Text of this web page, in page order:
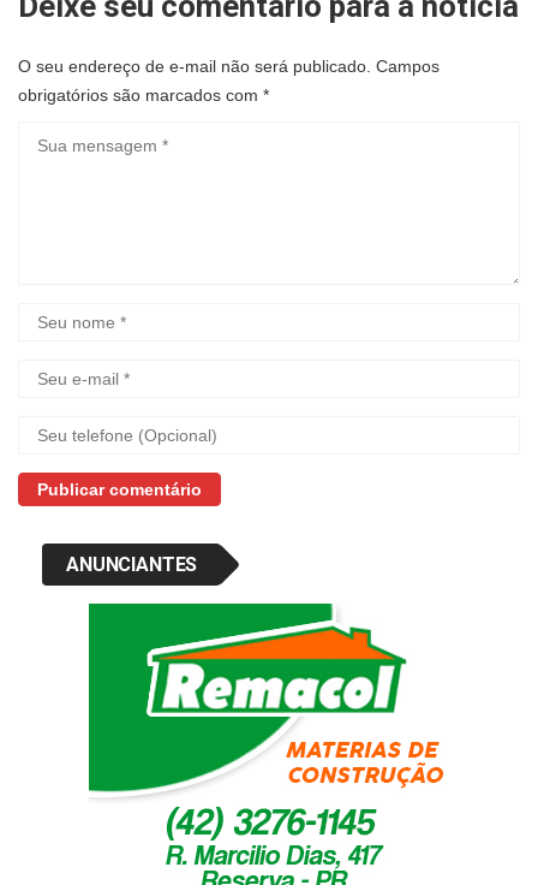
O seu endereço de e-mail não será publicado. Campos
obrigatórios são marcados com *
ANUNCIANTES